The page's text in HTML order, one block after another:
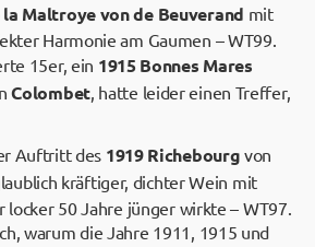
Maltroye von de Beuverand mit
Harmonie am Gaumen – WT99.
15er, ein 1915 Bonnes Mares
Colombet, hatte leider einen Treffer,
Auftritt des 1919 Richebourg von
kräftiger, dichter Wein mit
locker 50 Jahre jünger wirkte – WT97.
warum die Jahre 1911, 1915 und